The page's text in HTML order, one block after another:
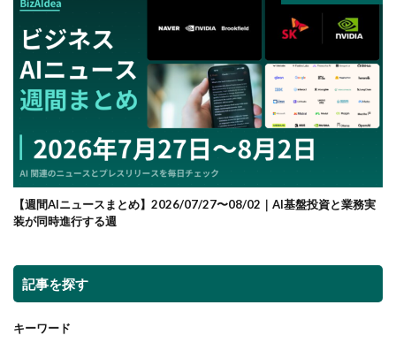
【週間AIニュースまとめ】2026/07/27〜08/02｜AI基盤投資と業務実
装が同時進行する週
記事を探す
キーワード